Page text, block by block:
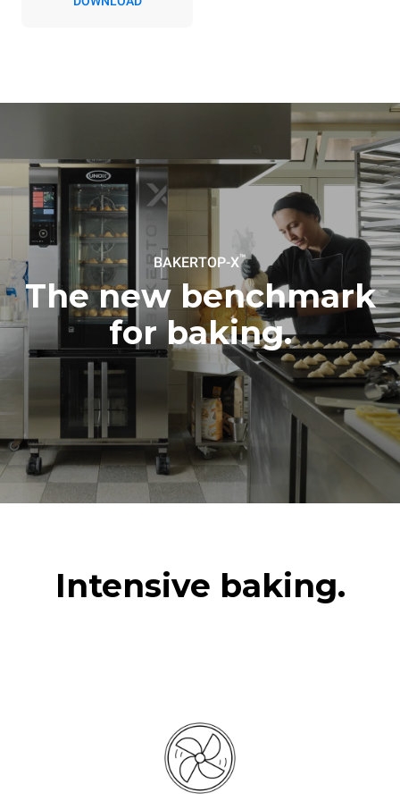
zdrojů.Greenhouse Gas
Protocol
the oven (300 days/year):
8 medium loads of
croissants
Estimated assuming the
following weekly washing
program (42 weeks/year):
1 short wash
BAKERTOP-X™
The new benchmark
for baking.
Intensive baking.